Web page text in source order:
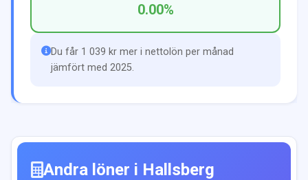
0.00%
Du får 1 039 kr mer i nettolön per månad
jämfört med 2025.
Andra löner i Hallsberg